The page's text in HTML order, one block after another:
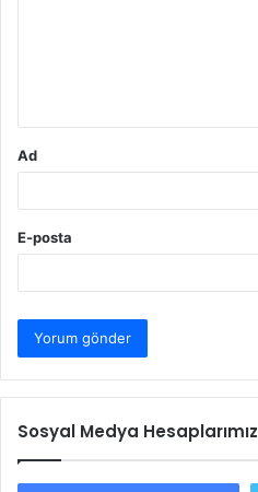
Ad
E-posta
Sosyal Medya Hesaplarımız